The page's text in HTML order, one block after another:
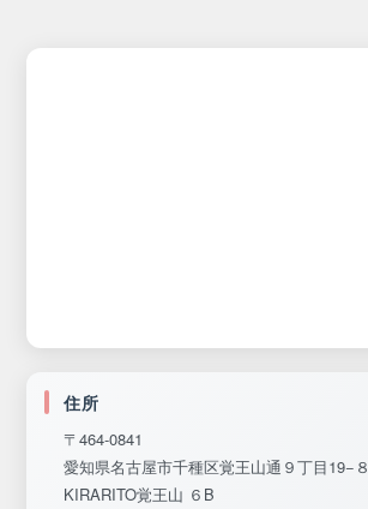
住所
〒464-0841
愛知県名古屋市千種区覚王山通９丁目19−８
KIRARITO覚王山 ６B